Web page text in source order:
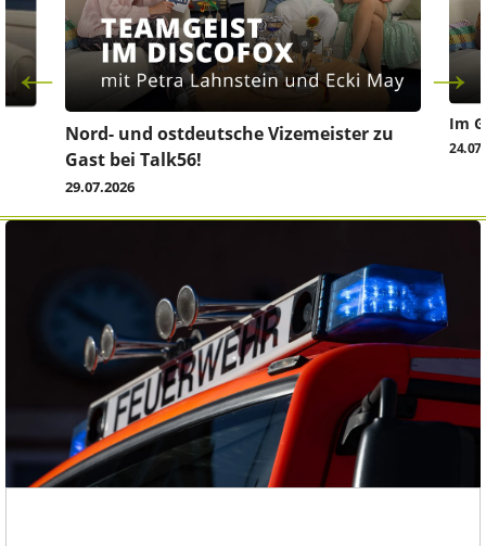
Nord- und ostdeutsche Vizemeister zu
Gast bei Talk56!
29.07.2026
Im